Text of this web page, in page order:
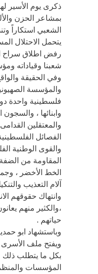
ذكرى يوم الأسير
بمشاعر الحزن
الشعبي استكاراً
يتحمل الاحتلال
رفض اطلاق سراح
شعبنا وقياداته
وفي الحقيقة
والمؤسسة
فلسطينية واحدة
وابنائها ، والسجون
والمعتقلين
الفصائل
والقوى الوطنية
المقاومة من
الخط الأخضر ،
آلام التعذيب
وانتهاك حقوقهم
،والكثير منهم
حياتهم .
وباستشهاد ابو
ويفتح ملف
بكل ما يتطلب
المؤسسات